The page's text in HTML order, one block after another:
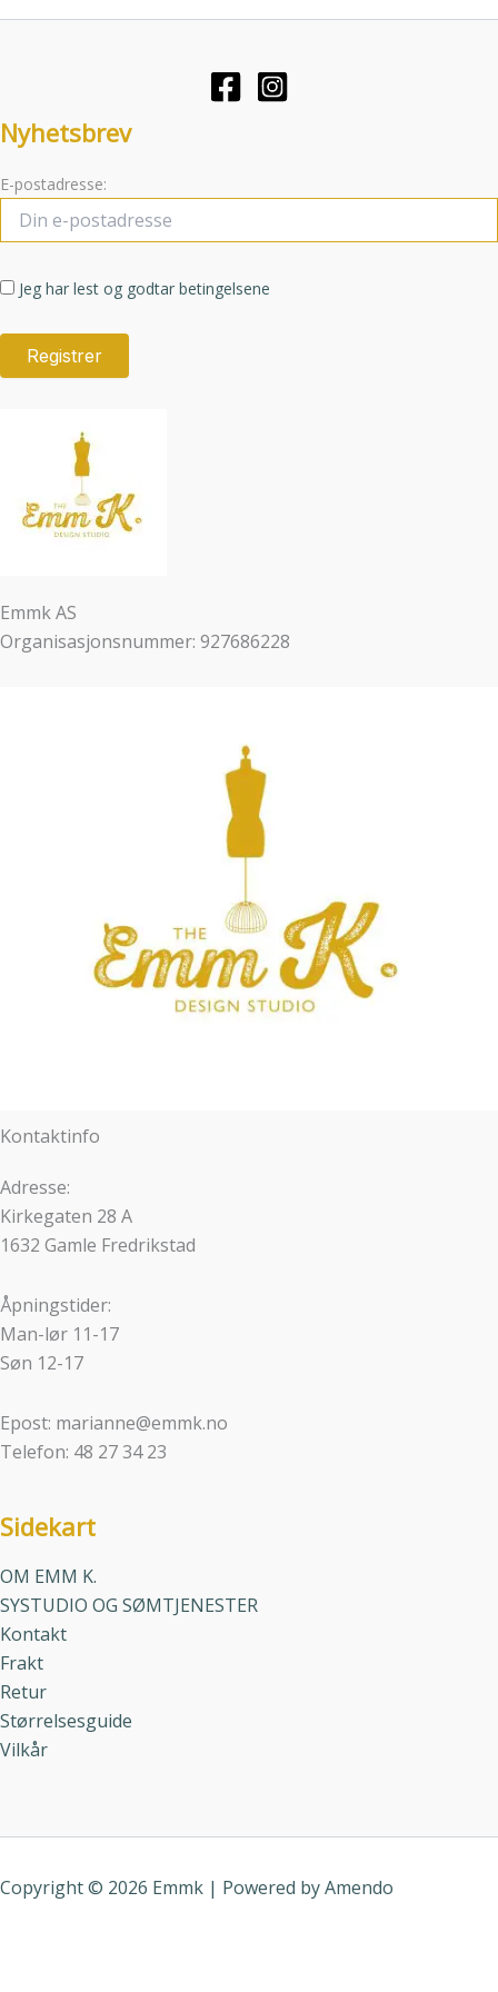
kan
produktsiden
velges
Nyhetsbrev
E-postadresse:
Jeg har lest og godtar betingelsene
Emmk AS
Organisasjonsnummer: 927686228
Kontaktinfo
Adresse:
Kirkegaten 28 A
1632 Gamle Fredrikstad
Åpningstider:
Man-lør 11-17
Søn 12-17
Epost: marianne@emmk.no
Telefon: 48 27 34 23
Sidekart
OM EMM K.
SYSTUDIO OG SØMTJENESTER
Kontakt
Frakt
Retur
Størrelsesguide
Vilkår
Copyright © 2026 Emmk | Powered byAmendo